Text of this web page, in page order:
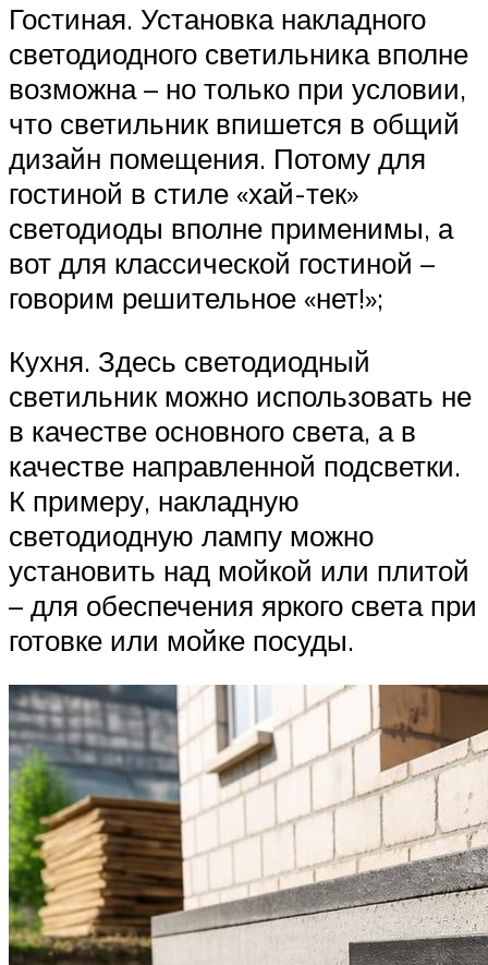
Гостиная. Установка накладного
светодиодного светильника вполне
возможна – но только при условии,
что светильник впишется в общий
дизайн помещения. Потому для
гостиной в стиле «хай-тек»
светодиоды вполне применимы, а
вот для классической гостиной –
говорим решительное «нет!»;
Кухня. Здесь светодиодный
светильник можно использовать не
в качестве основного света, а в
качестве направленной подсветки.
К примеру, накладную
светодиодную лампу можно
установить над мойкой или плитой
– для обеспечения яркого света при
готовке или мойке посуды.